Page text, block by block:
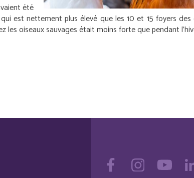
été
est nettement plus élevé que les 10 et 15 foyers
les oiseaux sauvages était moins forte que pendant